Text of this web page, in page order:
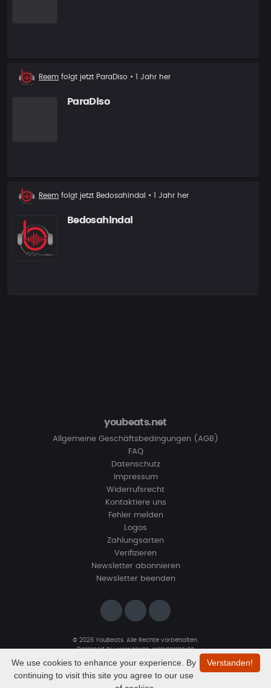
Neuer
Reem folgt jetzt ParaDiso • 1 Jahr her
ParaDiso
Neuer
Reem folgt jetzt Bedosahindal • 1 Jahr her
Bedosahindal
youbeats.net
Allgemeine Geschäftsbedingungen (AGB)
FAQ
Datenschutz
Impressum
Widerrufsrecht
Kontaktiere uns
Fehler melden
Logos
Zahlungsarten
Verifizieren
Newsletter abonnieren
Newsletter beenden
© 2026 YouBeats. Alle Rechte vorbehalten.
Designed bywww.sevns-webdesign.de
Verstanden!
We use cookies to enhance your experience. By
continuing to visit this site you agree to our use